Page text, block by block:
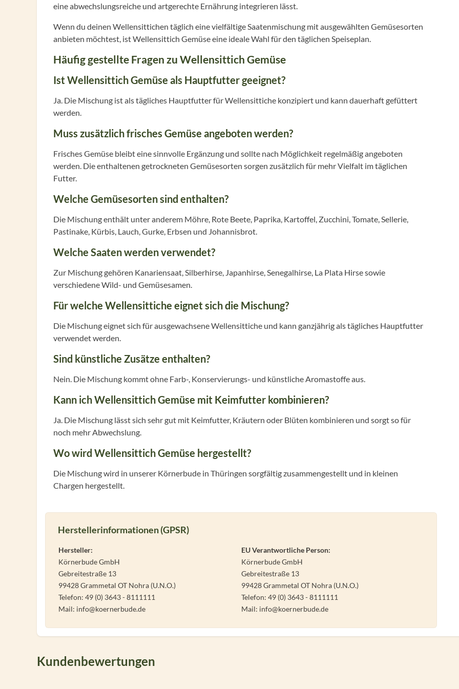
eine abwechslungsreiche und artgerechte Ernährung integrieren lässt.
Wenn du deinen Wellensittichen täglich eine vielfältige Saatenmischung mit ausgewählten Gemüsesorten
anbieten möchtest, ist Wellensittich Gemüse eine ideale Wahl für den täglichen Speiseplan.
Häufig gestellte Fragen zu Wellensittich Gemüse
Ist Wellensittich Gemüse als Hauptfutter geeignet?
Ja. Die Mischung ist als tägliches Hauptfutter für Wellensittiche konzipiert und kann dauerhaft gefüttert
werden.
Muss zusätzlich frisches Gemüse angeboten werden?
Frisches Gemüse bleibt eine sinnvolle Ergänzung und sollte nach Möglichkeit regelmäßig angeboten
werden. Die enthaltenen getrockneten Gemüsesorten sorgen zusätzlich für mehr Vielfalt im täglichen
Futter.
Welche Gemüsesorten sind enthalten?
Die Mischung enthält unter anderem Möhre, Rote Beete, Paprika, Kartoffel, Zucchini, Tomate, Sellerie,
Pastinake, Kürbis, Lauch, Gurke, Erbsen und Johannisbrot.
Welche Saaten werden verwendet?
Zur Mischung gehören Kanariensaat, Silberhirse, Japanhirse, Senegalhirse, La Plata Hirse sowie
verschiedene Wild- und Gemüsesamen.
Für welche Wellensittiche eignet sich die Mischung?
Die Mischung eignet sich für ausgewachsene Wellensittiche und kann ganzjährig als tägliches Hauptfutter
verwendet werden.
Sind künstliche Zusätze enthalten?
Nein. Die Mischung kommt ohne Farb-, Konservierungs- und künstliche Aromastoffe aus.
Kann ich Wellensittich Gemüse mit Keimfutter kombinieren?
Ja. Die Mischung lässt sich sehr gut mit Keimfutter, Kräutern oder Blüten kombinieren und sorgt so für
noch mehr Abwechslung.
Wo wird Wellensittich Gemüse hergestellt?
Die Mischung wird in unserer Körnerbude in Thüringen sorgfältig zusammengestellt und in kleinen
Chargen hergestellt.
Herstellerinformationen (GPSR)
Hersteller:
Körnerbude GmbH
Gebreitestraße 13
99428 Grammetal OT Nohra (U.N.O.)
Telefon: 49 (0) 3643 - 8111111
Mail: info@koernerbude.de
EU Verantwortliche Person:
Körnerbude GmbH
Gebreitestraße 13
99428 Grammetal OT Nohra (U.N.O.)
Telefon: 49 (0) 3643 - 8111111
Mail: info@koernerbude.de
Kundenbewertungen